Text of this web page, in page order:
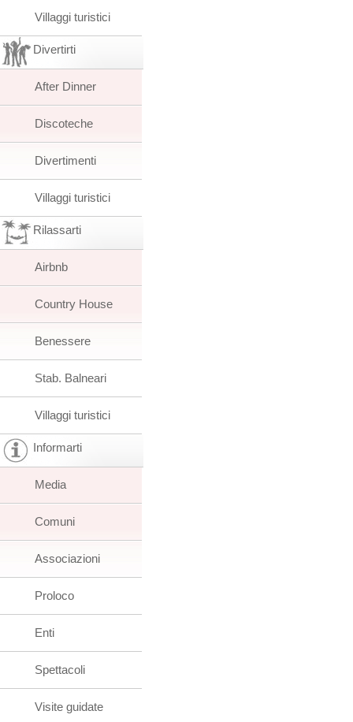
Villaggi turistici
Divertirti
After Dinner
Discoteche
Divertimenti
Villaggi turistici
Rilassarti
Airbnb
Country House
Benessere
Stab. Balneari
Villaggi turistici
Informarti
Media
Comuni
Associazioni
Proloco
Enti
Spettacoli
Visite guidate